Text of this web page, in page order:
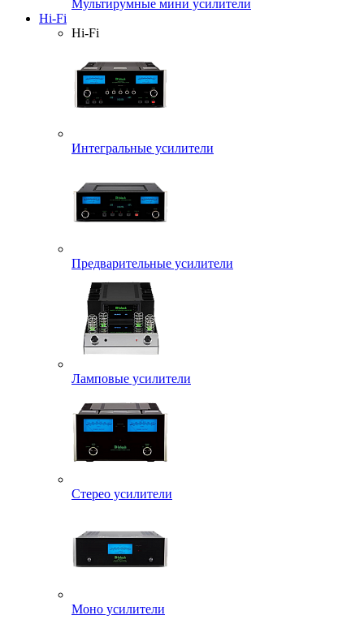
Мультирумные мини усилители
Hi-Fi
Hi-Fi
Интегральные усилители
Предварительные усилители
Ламповые усилители
Стерео усилители
Моно усилители